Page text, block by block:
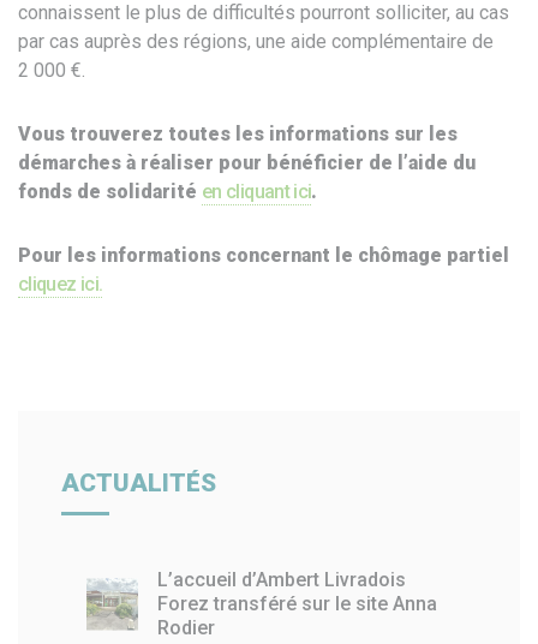
connaissent le plus de difficultés pourront solliciter, au cas
par cas auprès des régions, une aide complémentaire de
2 000 €.
Vous trouverez toutes les informations sur les
démarches à réaliser pour bénéficier de l’aide du
fonds de solidarité en cliquant ici.
Pour les informations concernant le chômage partiel
cliquez ici.
ACTUALITÉS
L’accueil d’Ambert Livradois
Forez transféré sur le site Anna
Rodier